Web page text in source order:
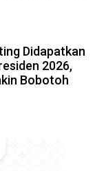
Didapatkan
2026,
Bobotoh